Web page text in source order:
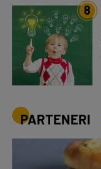
8
PARTENERI